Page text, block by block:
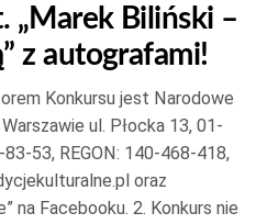
„Marek Biliński –
z autografami!
Konkursu jest Narodowe
ul. Płocka 13, 01-
53, REGON: 140-468-418,
oraz
na Facebooku. 2. Konkurs nie